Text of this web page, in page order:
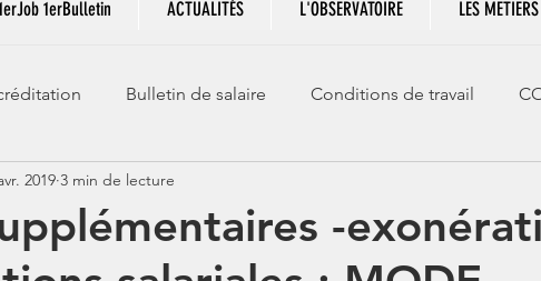
1erBulletin ACTUALITÉS L'OBSERVATOIRE LES
Bulletin de salaire Conditions de travail
Jurisprudence Rémunération
BOSS Contrats aidés Jours fériés ABSENCES -
-
2019 3 min de lecture